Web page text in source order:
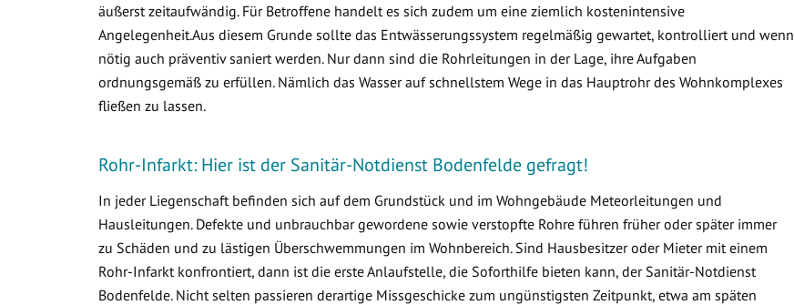
äußerst zeitaufwändig. Für Betroffene handelt es sich zudem um eine ziemlich kostenintensive
Angelegenheit.Aus diesem Grunde sollte das Entwässerungssystem regelmäßig gewartet, kontrolliert und wenn
nötig auch präventiv saniert werden. Nur dann sind die Rohrleitungen in der Lage, ihre Aufgaben
ordnungsgemäß zu erfüllen. Nämlich das Wasser auf schnellstem Wege in das Hauptrohr des Wohnkomplexes
fließen zu lassen.
Rohr-Infarkt: Hier ist der Sanitär-Notdienst Bodenfelde gefragt!
In jeder Liegenschaft befinden sich auf dem Grundstück und im Wohngebäude Meteorleitungen und
Hausleitungen. Defekte und unbrauchbar gewordene sowie verstopfte Rohre führen früher oder später immer
zu Schäden und zu lästigen Überschwemmungen im Wohnbereich. Sind Hausbesitzer oder Mieter mit einem
Rohr-Infarkt konfrontiert, dann ist die erste Anlaufstelle, die Soforthilfe bieten kann, der Sanitär-Notdienst
Bodenfelde. Nicht selten passieren derartige Missgeschicke zum ungünstigsten Zeitpunkt, etwa am späten